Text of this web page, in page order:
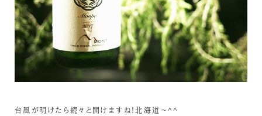
台風が明けたら続々と開けますね！北海道～^^